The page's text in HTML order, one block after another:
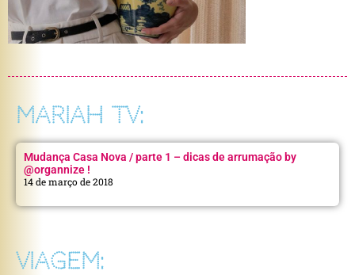
MARIAH TV:
Mudança Casa Nova / parte 1 – dicas de arrumação by
@organnize !
14 de março de 2018
VIAGEM: